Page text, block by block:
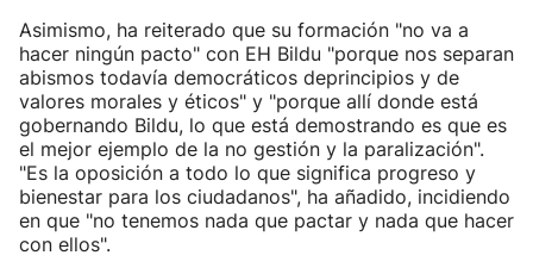
Asimismo, ha reiterado que su formación "no va a
hacer ningún pacto" con EH Bildu "porque nos separan
abismos todavía democráticos deprincipios y de
valores morales y éticos" y "porque allí donde está
gobernando Bildu, lo que está demostrando es que es
el mejor ejemplo de la no gestión y la paralización".
"Es la oposición a todo lo que significa progreso y
bienestar para los ciudadanos", ha añadido, incidiendo
en que "no tenemos nada que pactar y nada que hacer
con ellos".